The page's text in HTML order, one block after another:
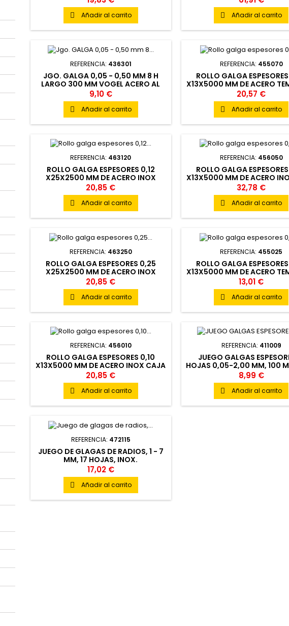
 Añadir al carrito  Añadir al carrito
REFERENCIA: 436301
JGO. GALGA 0,05 - 0,50 MM 8 H
LARGO 300 MM VOGEL ACERO AL
CARBONO TOLERANCIA T2
9,10 €
 Añadir al carrito
REFERENCIA: 455070
ROLLO GALGA
X13X5000 MM DE ACERO
ENRROLLADO EN FILM
TRASNPARENTE
20,57 €
 Añadir al carrito
REFERENCIA: 463120
ROLLO GALGA ESPESORES 0,12
X25X2500 MM DE ACERO INOX
1.4301 EN CAJA DE PLASTICO
20,85 €
 Añadir al carrito
REFERENCIA: 456050
ROLLO GALGA
X13X5000 MM DE ACERO
REDONDA DE
32,78 €
 Añadir al carrito
REFERENCIA: 463250
ROLLO GALGA ESPESORES 0,25
X25X2500 MM DE ACERO INOX
1.4301 EN CAJA DE PLASTICO
20,85 €
 Añadir al carrito
REFERENCIA: 455025
ROLLO GALGA
X13X5000 MM DE ACERO
CAJA REDONDA DE
13,01 €
 Añadir al carrito
REFERENCIA: 456010
ROLLO GALGA ESPESORES 0,10
X13X5000 MM DE ACERO INOX CAJA
REDONDA DE PLASTICO
20,85 €
 Añadir al carrito
REFERENCIA: 411009
JUEGO GALGAS
HOJAS 0,05-2,00 MM, 100
ABANICO
8,99 €
 Añadir al carrito
REFERENCIA: 472115
JUEGO DE GLAGAS DE RADIOS, 1 - 7
MM, 17 HOJAS, INOX.
17,02 €
 Añadir al carrito